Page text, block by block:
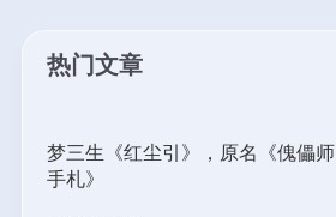
热门文章
梦三生《红尘引》，原名《傀儡师
手札》